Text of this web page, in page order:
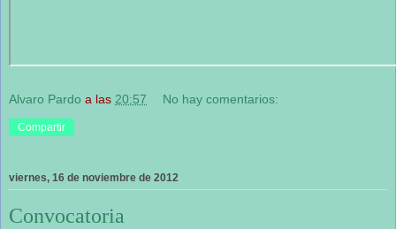
Alvaro Pardo a las 20:57 No hay comentarios:
Compartir
viernes, 16 de noviembre de 2012
Convocatoria